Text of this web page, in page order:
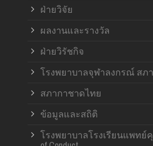
ฝ่ายวิจัย
ผลงานและรางวัล
ฝ่ายวิรัชกิจ
โรงพยาบาลจุฬาลงกรณ์ สภ
สภากาชาดไทย
ข้อมูลและสถิติ
โรงพยาบาลโรงเรียนแพทย์